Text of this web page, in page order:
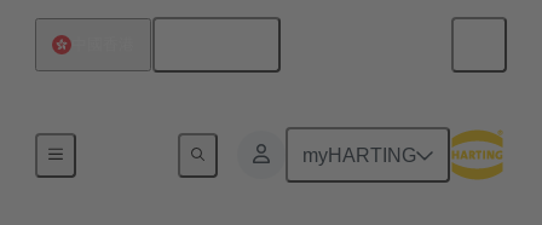
myHARTING
電流高達 16 A